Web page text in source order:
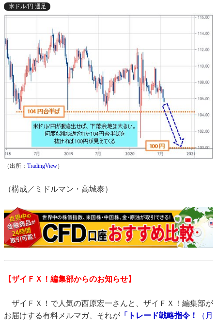
米ドル/円 週足
（出所： TradingView）
（構成／ミドルマン・高城泰）
【ザイＦＸ！編集部からのお知らせ】
ザイＦＸ！で人気の西原宏一さんと、ザイＦＸ！編集部が
お届けする有料メルマガ、それが 「トレード戦略指令！
（月